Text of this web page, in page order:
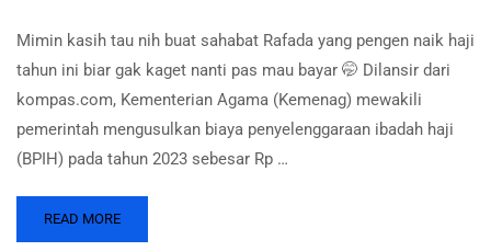
Mimin kasih tau nih buat sahabat Rafada yang pengen naik haji
tahun ini biar gak kaget nanti pas mau bayar 🤭 Dilansir dari
kompas.com, Kementerian Agama (Kemenag) mewakili
pemerintah mengusulkan biaya penyelenggaraan ibadah haji
(BPIH) pada tahun 2023 sebesar Rp …
READ MORE